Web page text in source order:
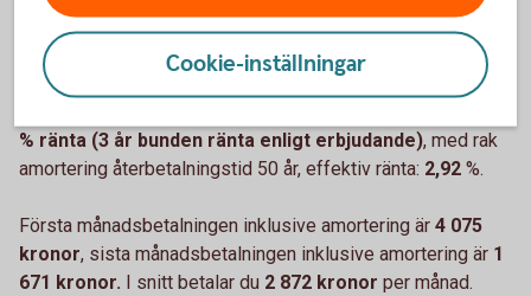
Räkneexempel
% ränta (3 år bunden ränta enligt erbjudande), med rak
amortering återbetalningstid 50 år, effektiv ränta: 2,92 %.
Första månadsbetalningen inklusive amortering är 4 075
kronor, sista månadsbetalningen inklusive amortering är 1
671 kronor. I snitt betalar du 2 872 kronor per månad.
Cookie-inställningar